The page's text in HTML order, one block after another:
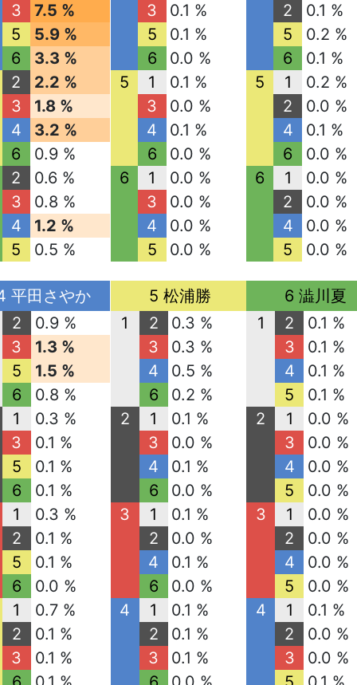
3
7.5 %
5
5.9 %
6
3.3 %
2
2.2 %
3
1.8 %
4
3.2 %
6
0.9 %
2
0.6 %
3
0.8 %
4
1.2 %
5
0.5 %
3
0.1 %
5
0.1 %
6
0.0 %
5
1
0.1 %
3
0.0 %
4
0.1 %
6
0.0 %
6
1
0.0 %
3
0.0 %
4
0.0 %
5
0.0 %
2
0.1 %
5
0.2 %
6
0.1 %
5
1
0.2 %
2
0.0 %
4
0.1 %
6
0.0 %
6
1
0.0 %
2
0.0 %
4
0.0 %
5
0.0 %
平田さやか
2
0.9 %
3
1.3 %
5
1.5 %
6
0.8 %
1
0.3 %
3
0.1 %
5
0.1 %
6
0.1 %
1
0.3 %
2
0.1 %
5
0.1 %
6
0.0 %
1
0.7 %
2
0.1 %
3
0.1 %
5 松浦勝
1
2
0.3 %
3
0.3 %
4
0.5 %
6
0.2 %
2
1
0.1 %
3
0.0 %
4
0.1 %
6
0.0 %
3
1
0.1 %
2
0.0 %
4
0.1 %
6
0.0 %
4
1
0.1 %
2
0.1 %
3
0.1 %
6 澁川夏
1
2
0.1 %
3
0.1 %
4
0.1 %
5
0.1 %
2
1
0.0 %
3
0.0 %
4
0.0 %
5
0.0 %
3
1
0.0 %
2
0.0 %
4
0.0 %
5
0.0 %
4
1
0.1 %
2
0.0 %
3
0.0 %